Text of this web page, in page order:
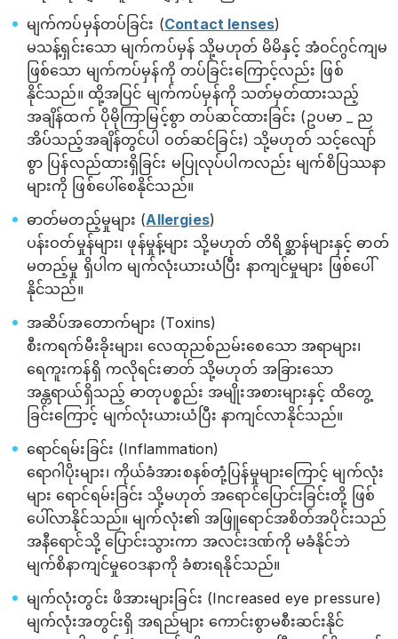
မျက်ကပ်မှန်တပ်ခြင်း (Contact lenses)
မသန့်ရှင်းသော မျက်ကပ်မှန် သို့မဟုတ် မိမိနှင့် အံဝင်ဂွင်ကျမ
ဖြစ်သော မျက်ကပ်မှန်ကို တပ်ခြင်းကြောင့်လည်း ဖြစ်
နိုင်သည်။ ထို့အပြင် မျက်ကပ်မှန်ကို သတ်မှတ်ထားသည့်
အချိန်ထက် ပိုမိုကြာမြင့်စွာ တပ်ဆင်ထားခြင်း (ဥပမာ _ ည
အိပ်သည့်အချိန်တွင်ပါ ဝတ်ဆင်ခြင်း) သို့မဟုတ် သင့်လျော်
စွာ ပြန်လည်ထားရှိခြင်း မပြုလုပ်ပါကလည်း မျက်စိပြဿနာ
များကို ဖြစ်ပေါ်စေနိုင်သည်။
ဓာတ်မတည့်မှုများ (Allergies)
ပန်းဝတ်မှုန်များ၊ ဖုန်မှုန့်များ သို့မဟုတ် တိရိစ္ဆာန်များနှင့် ဓာတ်
မတည့်မှု ရှိပါက မျက်လုံးယားယံပြီး နာကျင်မှုများ ဖြစ်ပေါ်
နိုင်သည်။
အဆိပ်အတောက်များ (Toxins)
စီးကရက်မီးခိုးများ၊ လေထုညစ်ညမ်းစေသော အရာများ၊
ရေကူးကန်ရှိ ကလိုရင်းဓာတ် သို့မဟုတ် အခြားသော
အန္တရာယ်ရှိသည့် ဓာတုပစ္စည်း အမျိုးအစားများနှင့် ထိတွေ့
ခြင်းကြောင့် မျက်လုံးယားယံပြီး နာကျင်လာနိုင်သည်။
ရောင်ရမ်းခြင်း (Inflammation)
ရောဂါပိုးများ၊ ကိုယ်ခံအားစနစ်တုံ့ပြန်မှုများကြောင့် မျက်လုံး
များ ရောင်ရမ်းခြင်း သို့မဟုတ် အရောင်ပြောင်းခြင်းတို့ ဖြစ်
ပေါ်လာနိုင်သည်။ မျက်လုံး၏ အဖြူရောင်အစိတ်အပိုင်းသည်
အနီရောင်သို့ ပြောင်းသွားကာ အလင်းဒဏ်ကို မခံနိုင်ဘဲ
မျက်စိနာကျင်မှုဝေဒနာကို ခံစားရနိုင်သည်။
မျက်လုံးတွင်း ဖိအားများခြင်း (Increased eye pressure)
မျက်လုံးအတွင်းရှိ အရည်များ ကောင်းစွာမစီးဆင်းနိုင်